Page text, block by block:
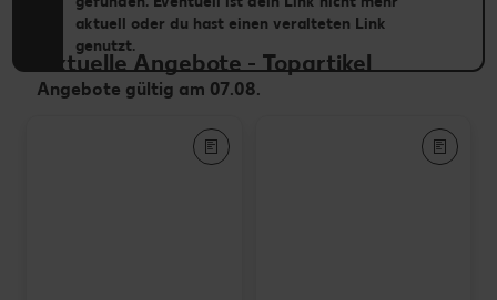
aktuell oder du hast einen veralteten Link
genutzt.
Aktuelle Angebote-Topartikel
Angebote gültig am 07.08.